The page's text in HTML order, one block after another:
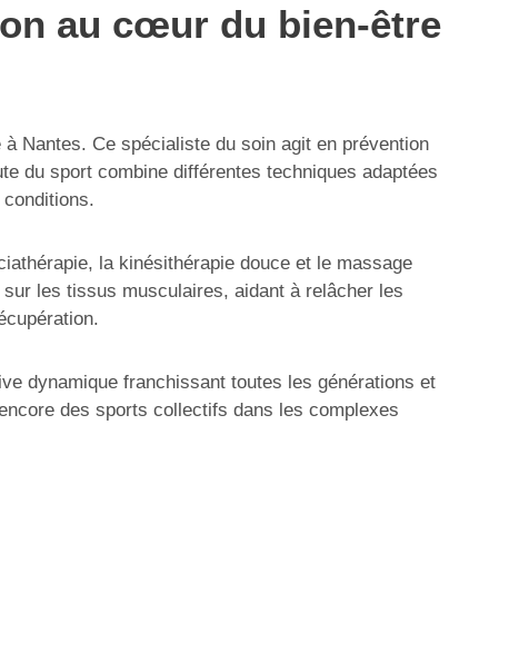
au cœur du bien-être
Nantes. Ce spécialiste du soin agit en prévention
du sport combine différentes techniques adaptées
la kinésithérapie douce et le massage
les tissus musculaires, aidant à relâcher les
dynamique franchissant toutes les générations et
des sports collectifs dans les complexes